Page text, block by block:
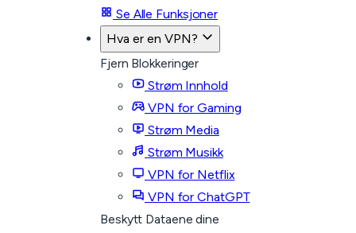
Se Alle Funksjoner
Hva er en VPN?
Fjern Blokkeringer
Strøm Innhold
VPN for Gaming
Strøm Media
Strøm Musikk
VPN for Netflix
VPN for ChatGPT
Beskytt Dataene dine